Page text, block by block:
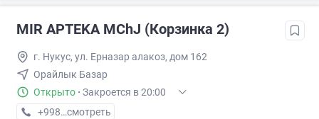
MIR APTEKA MChJ (Корзинка 2)
г. Нукус, ул. Ерназар алакоз, дом 162
Орайлык Базар
Открыто · Закроется в 20:00
+998 (94) XXX-XX-XX
смотреть